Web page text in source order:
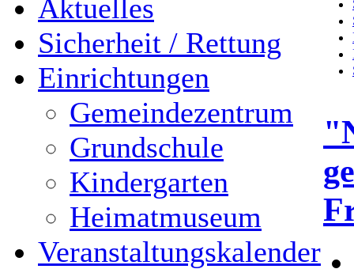
Aktuelles
Sicherheit / Rettung
Einrichtungen
Gemeindezentrum
Grundschule
Kindergarten
Heimatmuseum
Veranstaltungskalender